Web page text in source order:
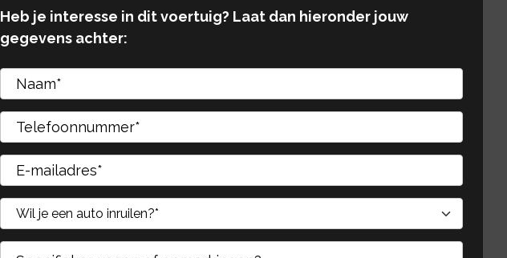
Heb je interesse in dit voertuig? Laat dan hieronder jouw
gegevens achter:
Gelieve dit veld leeg te laten.
Gelieve dit veld leeg te laten.